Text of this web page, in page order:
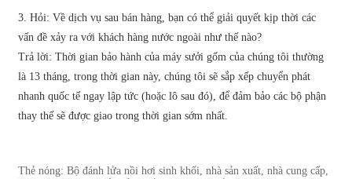
3. Hỏi: Về dịch vụ sau bán hàng, bạn có thể giải quyết kịp thời các
vấn đề xảy ra với khách hàng nước ngoài như thế nào?
Trả lời: Thời gian bảo hành của máy sưởi gốm của chúng tôi thường
là 13 tháng, trong thời gian này, chúng tôi sẽ sắp xếp chuyển phát
nhanh quốc tế ngay lập tức (hoặc lô sau đó), để đảm bảo các bộ phận
thay thế sẽ được giao trong thời gian sớm nhất.
Thẻ nóng: Bộ đánh lửa nồi hơi sinh khối, nhà sản xuất, nhà cung cấp,